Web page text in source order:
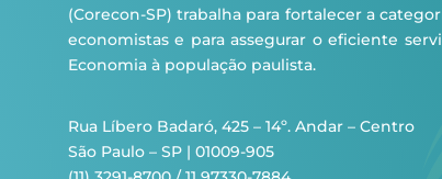
(Corecon-SP) trabalha para fortalecer a
economistas e para assegurar o eficiente
Economia à população paulista.
Rua Líbero Badaró, 425 – 14º. Andar – Centro
São Paulo – SP | 01009-905